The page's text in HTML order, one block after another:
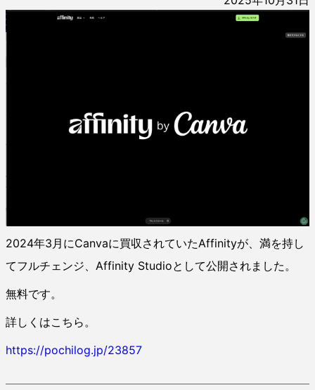
2024年3月にCanvaに買収されていたAffinityが、満を持し
てフルチェンジ、Affinity Studioとして公開されました。
無料です。
詳しくはこちら。
https://pochilog.jp/23857